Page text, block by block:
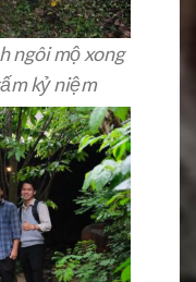
ngôi mộ xong
kỷ niệm